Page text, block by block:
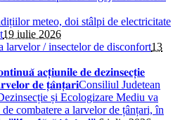
meteo, doi stâlpi de electricitate
19 iulie 2026
larvelor / insectelor de disconfort13
𝐚𝐜𝐭̦𝐢𝐮𝐧𝐢𝐥𝐞 𝐝𝐞 𝐝𝐞𝐳𝐢𝐧𝐬𝐞𝐜𝐭̦𝐢𝐞
𝐝𝐞 𝐭̦𝐚̂𝐧𝐭̦𝐚𝐫𝐢Consiliul Judetean
și Ecologizare Mediu va
combatere a larvelor de țânțari, în